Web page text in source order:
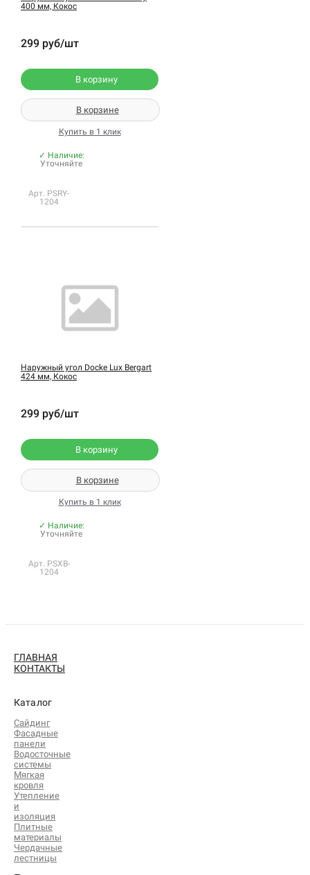
400 мм, Кокос
299 руб/шт
В корзину
В корзине
Купить в 1 клик
✓ Наличие:
Уточняйте
Арт. PSRY-
1204
Наружный угол Docke Lux Bergart
424 мм, Кокос
299 руб/шт
В корзину
В корзине
Купить в 1 клик
✓ Наличие:
Уточняйте
Арт. PSXB-
1204
ГЛАВНАЯ
КОНТАКТЫ
Каталог
Сайдинг
Фасадные
панели
Водосточные
системы
Мягкая
кровля
Утепление
и
изоляция
Плитные
материалы
Чердачные
лестницы